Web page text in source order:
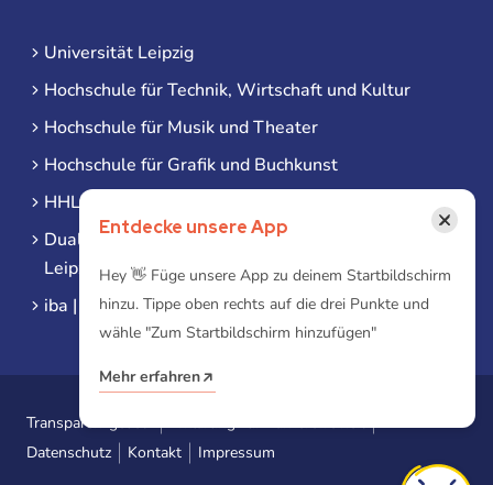
Universität Leipzig
Hochschule für Technik, Wirtschaft und Kultur
Hochschule für Musik und Theater
Hochschule für Grafik und Buchkunst
HHL Leipzig
Duale Hochschule Sachsen (DHSN) am Standort
Leipzig
iba | Campus Leipzig
Transparenzgesetz
Erklärung zur Barrierefreiheit
Datenschutz
Kontakt Impressum
Entdecke unsere App ×
Hey 👋 Füge unsere App zu deinem Startbildschirm
hinzu. Tippe oben rechts auf die drei Punkte und
wähle "Zum Startbildschirm hinzufügen"
Mehr erfahren